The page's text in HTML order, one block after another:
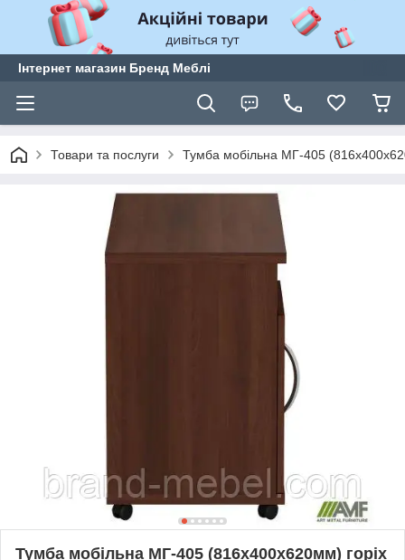
Інтернет магазин Бренд Меблі
Товари та послуги Тумба мобільна МГ-405
Тумба мобільна МГ-405 (816х400х620мм) горіх